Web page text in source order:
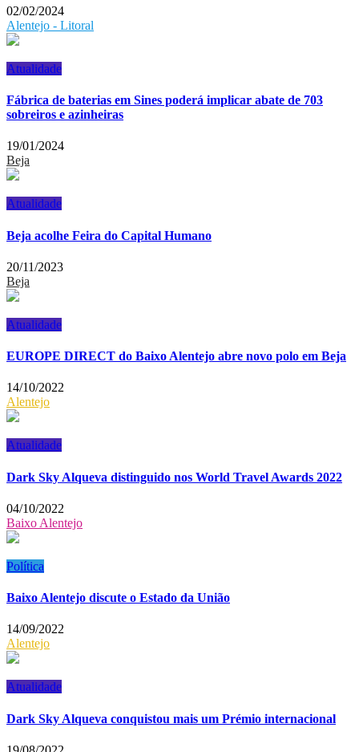
02/02/2024
Alentejo - Litoral
Atualidade
Fábrica de baterias em Sines poderá implicar abate de 703
sobreiros e azinheiras
19/01/2024
Beja
Atualidade
Beja acolhe Feira do Capital Humano
20/11/2023
Beja
Atualidade
EUROPE DIRECT do Baixo Alentejo abre novo polo em Beja
14/10/2022
Alentejo
Atualidade
Dark Sky Alqueva distinguido nos World Travel Awards 2022
04/10/2022
Baixo Alentejo
Política
Baixo Alentejo discute o Estado da União
14/09/2022
Alentejo
Atualidade
Dark Sky Alqueva conquistou mais um Prémio internacional